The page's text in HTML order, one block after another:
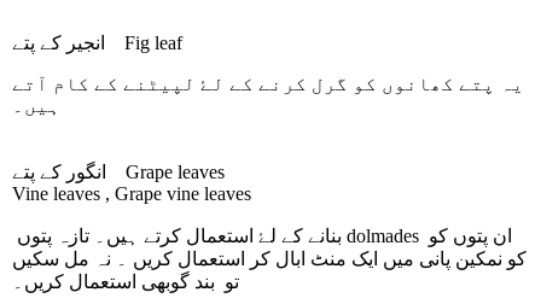
Fig leaf
یہ پتے کھانوں کو گرل کرنے کے لۓ لپیٹنے کے کام آتے
ہیں۔
Grape leaves
Vine leaves , Grape vine leaves
ان پتوں کو dolmades بنانے کے لۓ استعمال کرتے ہیں۔ تازہ پتوں
کو نمکین پانی میں ایک منٹ ابال کر استعمال کریں ۔ نہ مل سکیں
تو بند گوبھی استعمال کریں۔